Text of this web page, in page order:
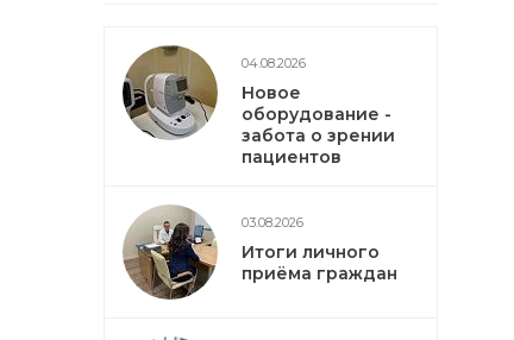
04.08.2026
Новое
оборудование -
забота о зрении
пациентов
03.08.2026
Итоги личного
приёма граждан